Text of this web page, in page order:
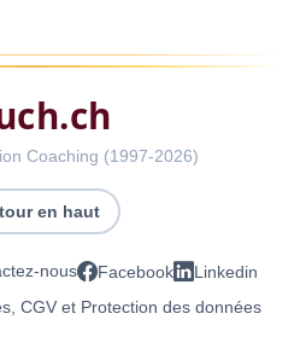
Coaching (1997-2026)
en haut
nous Facebook
Linkedin
CGV et Protection des données